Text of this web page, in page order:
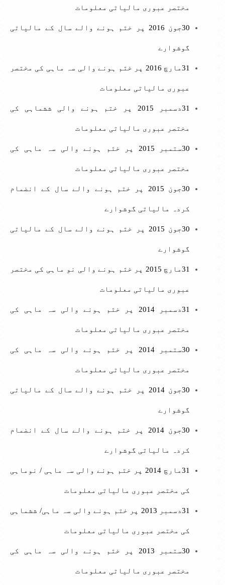
مختصر عبوری مالیاتی معلومات
30جون 2016 پر ختم ہونے والے سال کے مالیاتی
گوشوارے
31مارچ 2016 پر ختم ہونے والی سہ ماہی کی مختصر
عبوری مالیاتی معلومات
31دسمبر 2015 پر ختم ہونے والی ششماہی کی
مختصر عبوری مالیاتی معلومات
30ستمبر 2015 پر ختم ہونے والی سہ ماہی کی
مختصر عبوری مالیاتی معلومات
30جون 2015 پر ختم ہونے والے سال کے انضمام
کردہ مالیاتی گوشوارے
30جون 2015 پر ختم ہونے والے سال کے مالیاتی
گوشوارے
31مارچ 2015 پر ختم ہونے والی نو ماہی کی مختصر
عبوری مالیاتی معلومات
31دسمبر 2014 پر ختم ہونے والی سہ ماہی کی
مختصر عبوری مالیاتی معلومات
30ستمبر 2014 پر ختم ہونے والی سہ ماہی کی
مختصر عبوری مالیاتی معلومات
30جون 2014 پر ختم ہونے والے سال کے مالیاتی
گوشوارے
30جون 2014 پر ختم ہونے والے سال کے انضمام
کردہ مالیاتی گوشوارے
31مارچ 2014 پر ختم ہونے والی سہ ماہی / نوماہی
کی مختصر عبوری مالیاتی معلومات
31دسمبر 2013 پر ختم ہونے والی سہ ماہی/ ششماہی
کی مختصر عبوری مالیاتی معلومات
30ستمبر 2013 پر ختم ہونے والی سہ ماہی کی
مختصر عبوری مالیاتی معلومات